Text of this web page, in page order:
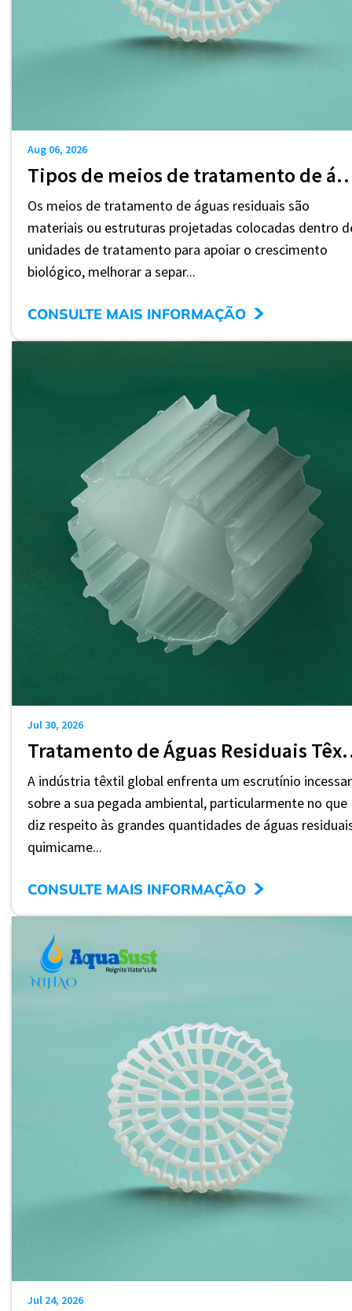
Aug 06, 2026
Tipos de meios de tratamento de águas residuais: um
Os meios de tratamento de águas residuais são
materiais ou estruturas projetadas colocadas dentro
unidades de tratamento para apoiar o crescimento
biológico, melhorar a separ...
CONSULTE MAIS INFORMAÇÃO >
Jul 30, 2026
Tratamento de
A indústria têxtil global enfrenta um escrutínio
sobre a sua pegada ambiental, particularmente no que
diz respeito às grandes quantidades de águas
quimicame...
CONSULTE MAIS INFORMAÇÃO >
Jul 24, 2026